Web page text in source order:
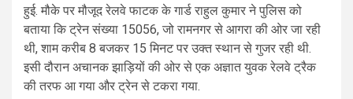
हुई. मौके पर मौजूद रेलवे फाटक के गार्ड राहुल कुमार ने पुलिस को
बताया कि ट्रेन संख्या 15056, जो रामनगर से आगरा की ओर जा रही
थी, शाम करीब 8 बजकर 15 मिनट पर उक्त स्थान से गुजर रही थी.
इसी दौरान अचानक झाड़ियों की ओर से एक अज्ञात युवक रेलवे ट्रैक
की तरफ आ गया और ट्रेन से टकरा गया.